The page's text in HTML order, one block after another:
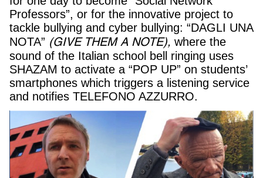
Professors”, or for the innovative project to
tackle bullying and cyber bullying: “DAGLI UNA
NOTA” (GIVE THEM A NOTE), where the
sound of the Italian school bell ringing uses
SHAZAM to activate a “POP UP” on students’
smartphones which triggers a listening service
and notifies TELEFONO AZZURRO.